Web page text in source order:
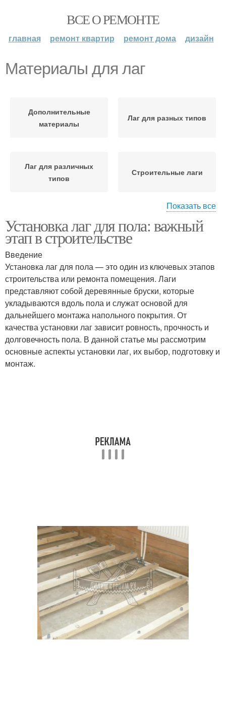
ВСЕ О РЕМОНТЕ
главная ремонт квартир ремонт дома дизайн
Материалы для лаг
Дополнительные
материалы
Лаг для разных типов
Лаг для различных
типов
Строительные лаги
домах
материалы
Материалы для
устройства
Доски на лаги
Деревянные лаги
Расстояние между
лагами
Гидроизоляционные
Металлические лаги
Расходы на материалы Лаг к основанию
Лаг между
деревянными
бобышками
Лаг к металлическим
уголкам
Показать все
Установка лаг для пола: важный
этап в строительстве
Введение
Установка лаг для пола — это один из ключевых этапов
строительства или ремонта помещения. Лаги
представляют собой деревянные бруски, которые
укладываются вдоль пола и служат основой для
дальнейшего монтажа напольного покрытия. От
качества установки лаг зависит ровность, прочность и
долговечность пола. В данной статье мы рассмотрим
основные аспекты установки лаг, их выбор, подготовку и
монтаж.